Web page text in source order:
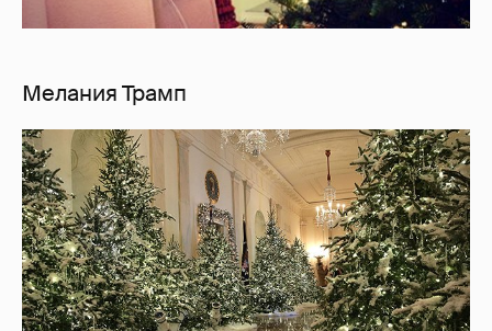
Мелания Трамп